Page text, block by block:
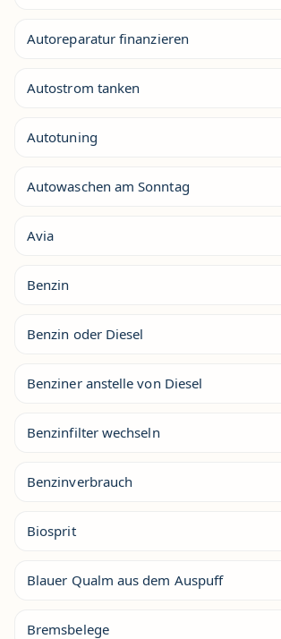
Autoreparatur finanzieren
Autostrom tanken
Autotuning
Autowaschen am Sonntag
Avia
Benzin
Benzin oder Diesel
Benziner anstelle von Diesel
Benzinfilter wechseln
Benzinverbrauch
Biosprit
Blauer Qualm aus dem Auspuff
Bremsbelege